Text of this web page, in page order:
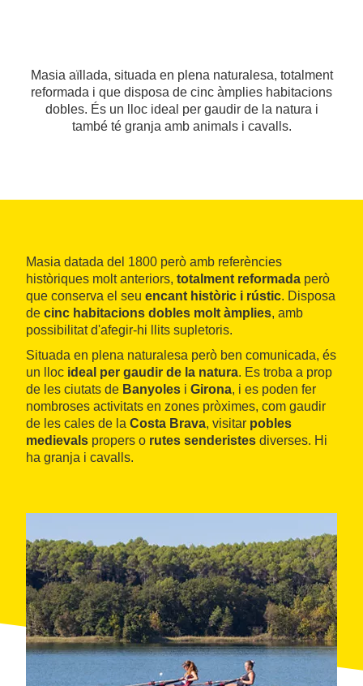
Masia aïllada, situada en plena naturalesa, totalment
reformada i que disposa de cinc àmplies habitacions
dobles. És un lloc ideal per gaudir de la natura i
també té granja amb animals i cavalls.
Masia datada del 1800 però amb referències
històriques molt anteriors, totalment reformada però
que conserva el seu encant històric i rústic. Disposa
de cinc habitacions dobles molt àmplies, amb
possibilitat d'afegir-hi llits supletoris.
Situada en plena naturalesa però ben comunicada, és
un lloc ideal per gaudir de la natura. Es troba a prop
de les ciutats de Banyoles i Girona, i es poden fer
nombroses activitats en zones pròximes, com gaudir
de les cales de la Costa Brava, visitar pobles
medievals propers o rutes senderistes diverses. Hi
ha granja i cavalls.